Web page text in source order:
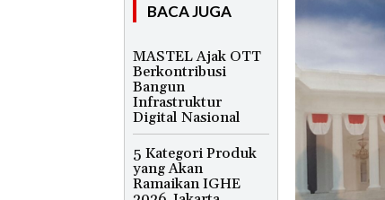
BACA JUGA
MASTEL Ajak OTT
Berkontribusi
Bangun
Infrastruktur
Digital Nasional
5 Kategori Produk
yang Akan
Ramaikan IGHE